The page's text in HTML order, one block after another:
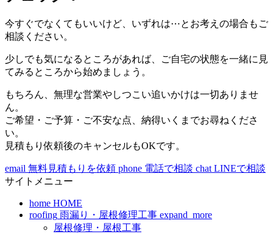
今すぐでなくてもいいけど、いずれは⋯とお考えの場合もご
相談ください。
少しでも気になるところがあれば、ご自宅の状態を一緒に見
てみるところから始めましょう。
もちろん、無理な営業やしつこい追いかけは一切ありませ
ん。
ご希望・ご予算・ご不安な点、納得いくまでお尋ねくださ
い。
見積もり依頼後のキャンセルもOKです。
email 無料見積もりを依頼 phone 電話で相談 chat LINEで相談
サイトメニュー
home HOME
roofing 雨漏り・屋根修理工事 expand_more
屋根修理・屋根工事